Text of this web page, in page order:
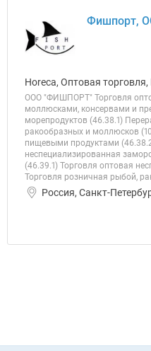
Фишпорт,
Horeca, Оптовая
ООО "ФИШПОРТ" Торговля
моллюсками, консервами и
морепродуктов (46.38.1)
ракообразных и моллюсков
пищевыми продуктами
неспециализированная
(46.39.1) Торговля оптовая
Торговля розничная рыбой,
Россия, Санкт-